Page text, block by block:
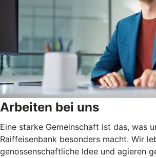
Arbeiten bei uns
Eine starke Gemeinschaft ist das, was
Raiffeisenbank besonders macht. Wir
genossenschaftliche Idee und agieren